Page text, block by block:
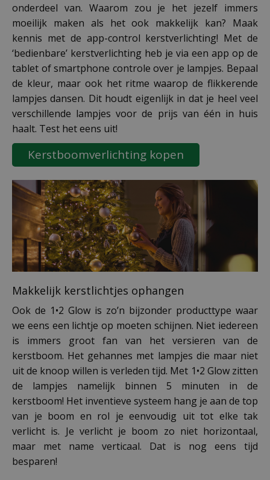
onderdeel van. Waarom zou je het jezelf immers
moeilijk maken als het ook makkelijk kan? Maak
kennis met de app-control kerstverlichting! Met de
‘bedienbare’ kerstverlichting heb je via een app op de
tablet of smartphone controle over je lampjes. Bepaal
de kleur, maar ook het ritme waarop de flikkerende
lampjes dansen. Dit houdt eigenlijk in dat je heel veel
verschillende lampjes voor de prijs van één in huis
haalt. Test het eens uit!
Kerstboomverlichting kopen
Makkelijk kerstlichtjes ophangen
Ook de 1•2 Glow is zo’n bijzonder producttype waar
we eens een lichtje op moeten schijnen. Niet iedereen
is immers groot fan van het versieren van de
kerstboom. Het gehannes met lampjes die maar niet
uit de knoop willen is verleden tijd. Met 1•2 Glow zitten
de lampjes namelijk binnen 5 minuten in de
kerstboom! Het inventieve systeem hang je aan de top
van je boom en rol je eenvoudig uit tot elke tak
verlicht is. Je verlicht je boom zo niet horizontaal,
maar met name verticaal. Dat is nog eens tijd
besparen!